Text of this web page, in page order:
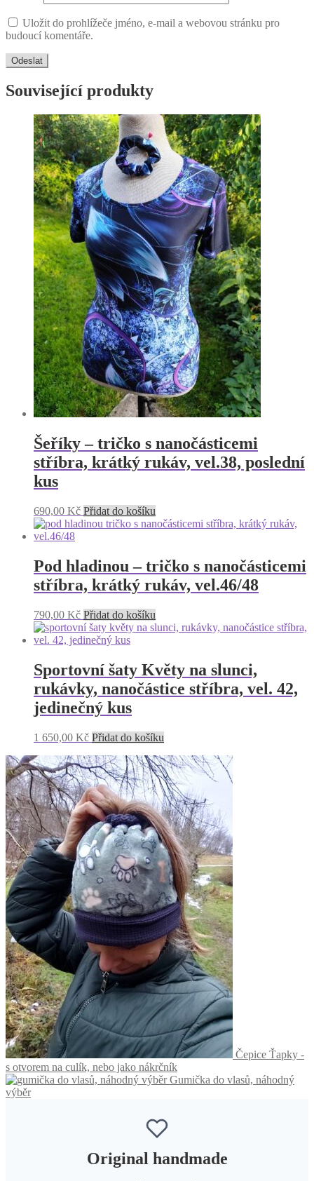
Uložit do prohlížeče jméno, e-mail a webovou stránku pro
budoucí komentáře.
Související produkty
Šeříky – tričko s nanočásticemi
stříbra, krátký rukáv, vel.38, poslední
kus
690,00 Kč Přidat do košíku
Pod hladinou – tričko s nanočásticemi
stříbra, krátký rukáv, vel.46/48
790,00 Kč Přidat do košíku
Sportovní šaty Květy na slunci,
rukávky, nanočástice stříbra, vel. 42,
jedinečný kus
1 650,00 Kč Přidat do košíku
Čepice Ťapky -
s otvorem na culík, nebo jako nákrčník
Gumička do vlasů, náhodný
výběr
Original handmade